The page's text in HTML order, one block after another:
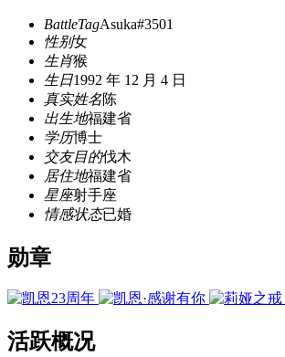
BattleTagAsuka#3501
性别女
生肖猴
生日1992 年 12 月 4 日
真实姓名陈
出生地福建省
学历博士
交友目的伐木
居住地福建省
星座射手座
情感状态已婚
勋章
活跃概况